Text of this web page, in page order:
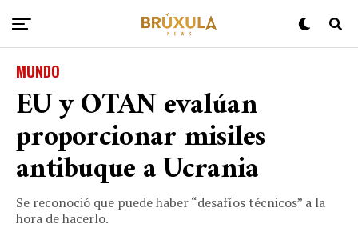
MUNDO
EU y OTAN evalúan
proporcionar misiles
antibuque a Ucrania
Se reconoció que puede haber “desafíos técnicos” a la
hora de hacerlo.